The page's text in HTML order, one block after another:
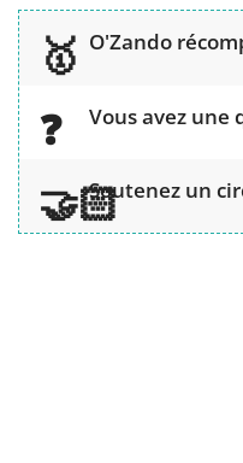
O'Zando
Vous avez une
Soutenez un